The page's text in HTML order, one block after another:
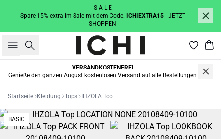
S A L E
Spare 15% extra im Sale mit dem Code: ICHIEXTRA15
| JETZT
SHOPPEN
Suche
VERSANDKOSTENFREI
Genieße den ganzen August kostenlosen Versand auf alle Bestellungen
Startseite Kleidung Tops IHZOLA Top
BASIC